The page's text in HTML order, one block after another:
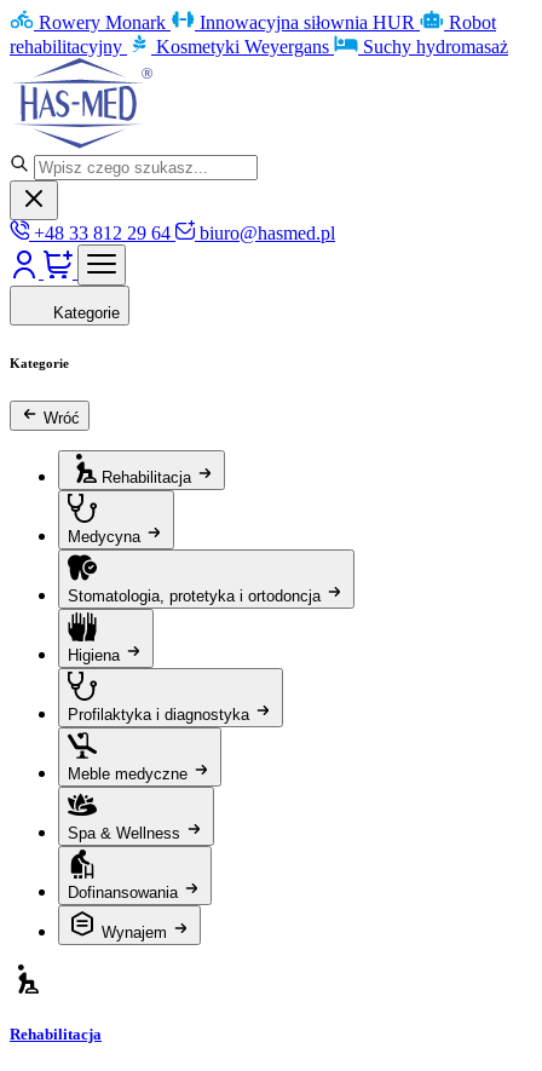
Rowery Monark Innowacyjna siłownia HUR
Robot
rehabilitacyjny
Kosmetyki Weyergans Suchy hydromasaż
+48 33 812 29 64 biuro@hasmed.pl
Kategorie
Kategorie
Wróć
Rehabilitacja
Medycyna
Stomatologia, protetyka i ortodoncja
Higiena
Profilaktyka i diagnostyka
Meble medyczne
Spa & Wellness
Dofinansowania
Wynajem
Rehabilitacja